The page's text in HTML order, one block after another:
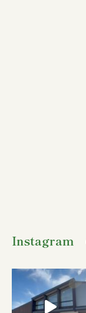
Instagram